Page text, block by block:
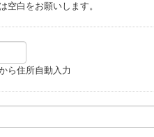
空白をお願いします。
ら住所自動入力